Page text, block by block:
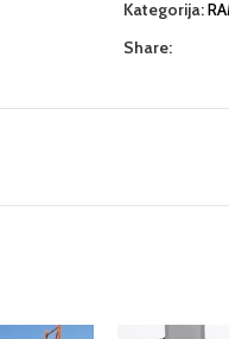
Kategorija:
Share: